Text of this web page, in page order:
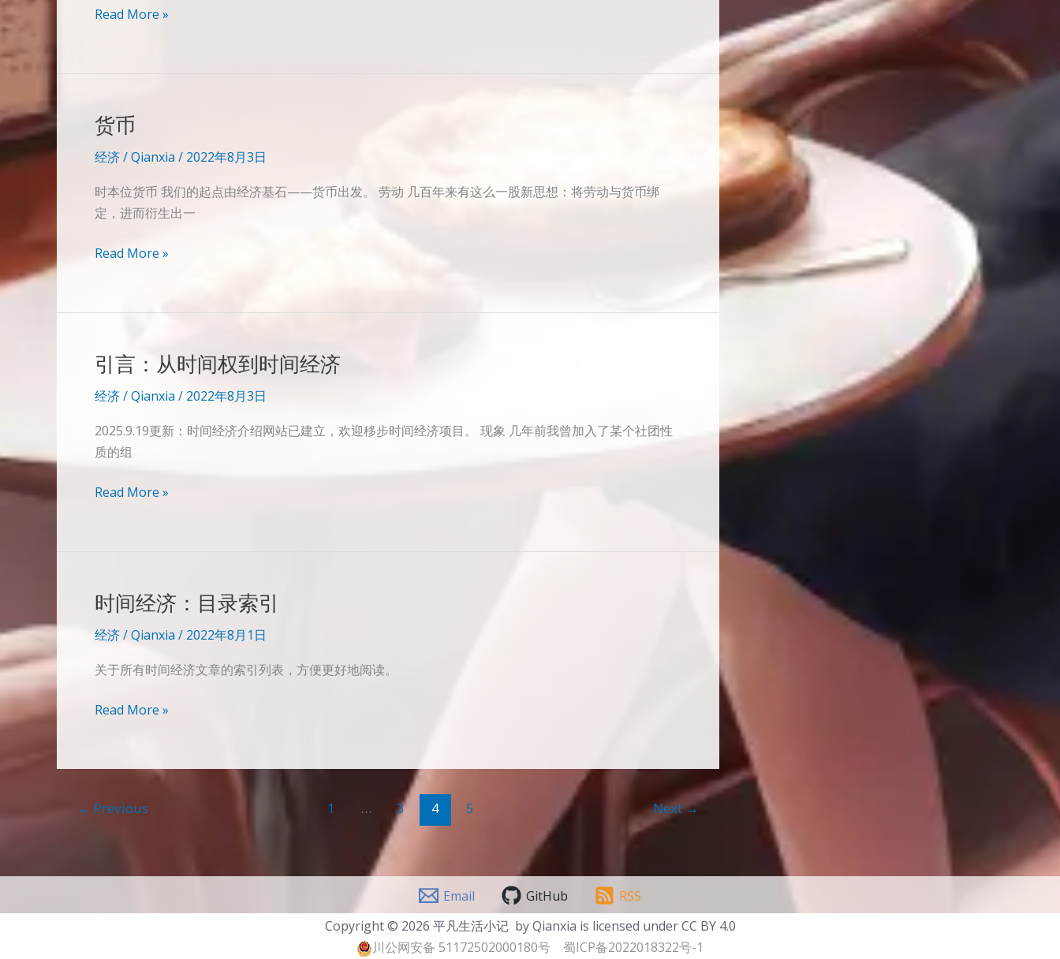
稳
Read More »
货币
经济/Qianxia / 2022年8月3日
时本位货币 我们的起点由经济基石——货币出发。 劳动 几百年来有这么一股新思想：将劳动与货币绑
定，进而衍生出一
货
Read More »
引言：从时间权到时间经济
经济/Qianxia / 2022年8月3日
2025.9.19更新：时间经济介绍网站已建立，欢迎移步时间经济项目。 现象 几年前我曾加入了某个社团性
质的组
引
权
时
间
济
Read More »
时间经济：目录索引
经济/Qianxia / 2022年8月1日
关于所有时间经济文章的索引列表，方便更好地阅读。
时
济：
录
Read More »
← Previous 1 … 3 4 5 Next→
Email GitHub
RSS
Copyright © 2026 平凡生活小记 by Qianxia is licensed under CC BY 4.0
川公网安备 51172502000180号
蜀ICP备2022018322号-1